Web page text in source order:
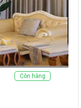
Còn hàng